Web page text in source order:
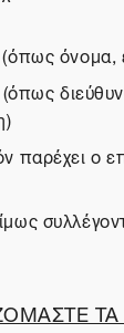
(όπως
παρέχει ο